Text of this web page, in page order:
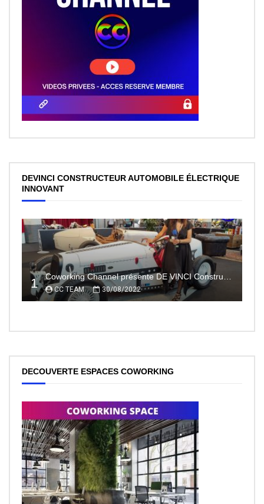
DEVINCI CONSTRUCTEUR AUTOMOBILE ÉLECTRIQUE
INNOVANT
1 CC TEAM 30/08/2022
DECOUVERTE ESPACES COWORKING